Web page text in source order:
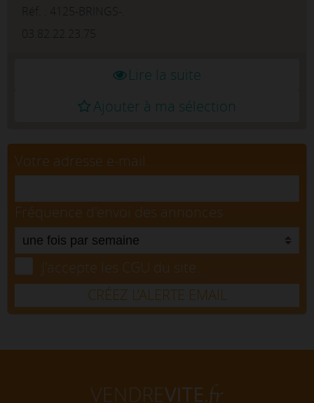
Lire la suite
Ajouter à ma sélection
Votre adresse e-mail
Fréquence d'envoi des annonces
J'accepte les CGU du site.
CRÉEZ L’ALERTE EMAIL